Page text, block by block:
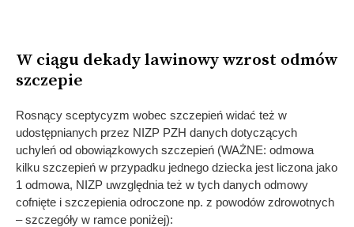
W ciągu dekady lawinowy wzrost odmów
szczepie
Rosnący sceptycyzm wobec szczepień widać też w
udostępnianych przez NIZP PZH danych dotyczących
uchyleń od obowiązkowych szczepień (WAŻNE: odmowa
kilku szczepień w przypadku jednego dziecka jest liczona jako
1 odmowa, NIZP uwzględnia też w tych danych odmowy
cofnięte i szczepienia odroczone np. z powodów zdrowotnych
– szczegóły w ramce poniżej):